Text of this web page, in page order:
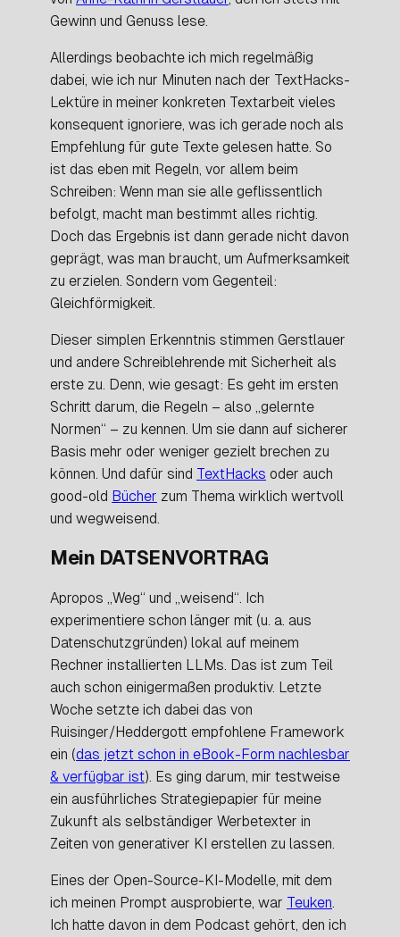
Gewinn und Genuss lese.
Allerdings beobachte ich mich regelmäßig
dabei, wie ich nur Minuten nach der TextHacks-
Lektüre in meiner konkreten Textarbeit vieles
konsequent ignoriere, was ich gerade noch als
Empfehlung für gute Texte gelesen hatte. So
ist das eben mit Regeln, vor allem beim
Schreiben: Wenn man sie alle geflissentlich
befolgt, macht man bestimmt alles richtig
Doch das Ergebnis ist dann gerade nicht davon
geprägt, was man braucht, um Aufmerksamkeit
zu erzielen. Sondern vom Gegenteil:
Gleichförmigkeit.
Dieser simplen Erkenntnis stimmen Gerstlauer
und andere Schreiblehrende mit Sicherheit als
erste zu. Denn, wie gesagt: Es geht im ersten
Schritt darum, die Regeln – also „gelernte
Normen“ – zu kennen . Um sie dann auf sicherer
Basis mehr oder weniger gezielt brechen zu
können . Und dafür sind TextHacks oder auch
good-old Bücher zum Thema wirklich wertvoll
und wegweisend.
Mein DATSENVORTRAG
Apropos „Weg“ und „weisend“. Ich
experimentiere schon länger mit (u. a. aus
Datenschutzgründen) lokal auf meinem
Rechner installierten LLMs. Das ist zum Teil
auch schon einigermaßen produktiv. Letzte
Woche setzte ich dabei das von
Ruisinger/Heddergott empfohlene Framework
ein (das jetzt schon in eBook-Form nachlesbar
& verfügbar ist). Es ging darum, mir testweise
ein ausführliches Strategiepapier für meine
Zukunft als selbständiger Werbetexter in
Zeiten von generativer KI erstellen zu lassen.
Eines der Open-Source-KI-Modelle, mit dem
ich meinen Prompt ausprobierte, war Teuken
Ich hatte davon in dem Podcast gehört, den ich